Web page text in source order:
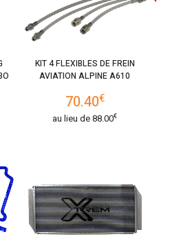
KIT 4 FLEXIBLES DE FREIN
AVIATION ALPINE A610
70.40€
au lieu de88.00€